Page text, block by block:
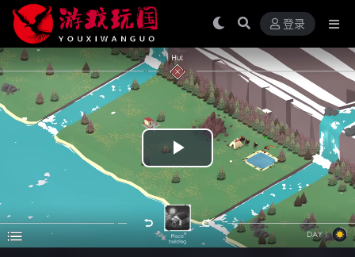
登录
Play
Video